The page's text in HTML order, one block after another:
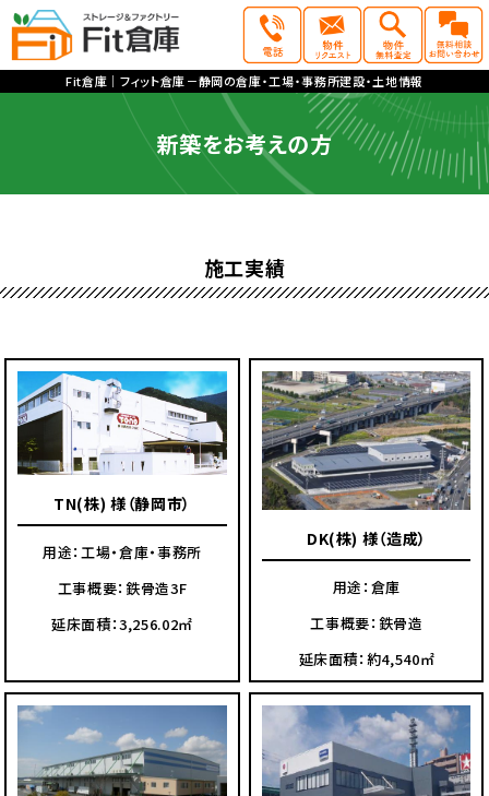
Fit倉庫｜フィット倉庫－静岡の倉庫・工場・事務所建設・土地情報
新築をお考えの方
施工実績
TN(株) 様（静岡市）
用途：工場・倉庫・事務所
工事概要：鉄骨造3F
延床面積：3,256.02㎡
DK(株) 様（造成）
用途：倉庫
工事概要：鉄骨造
延床面積：約4,540㎡